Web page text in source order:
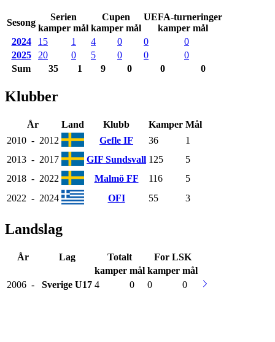
Sesong
Serien
kamper mål
Cupen
kamper mål
UEFA-turneringer
kamper mål
2024
15 1 4 0 0
0
2025
20 0 5 0 0
0
Sum
35 1 9 0 0 0
Klubber
År Land Klubb Kamper Mål
2010 - 2012 Gefle IF 36
1
2013 - 2017 GIF Sundsvall 125
5
2018 - 2022 Malmö FF 116
5
2022 - 2024 OFI 55 3
Landslag
År Lag Totalt
For LSK
kamper mål kamper mål
2006 - Sverige U17 4 0 0 0